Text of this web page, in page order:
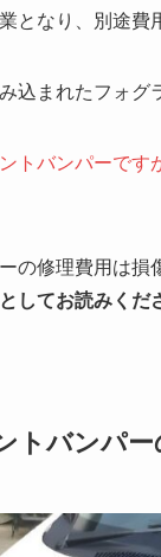
となり、別途費
込まれたフォグ
トバンパーです
の修理費用は損
してお読みくだ
トバンパー